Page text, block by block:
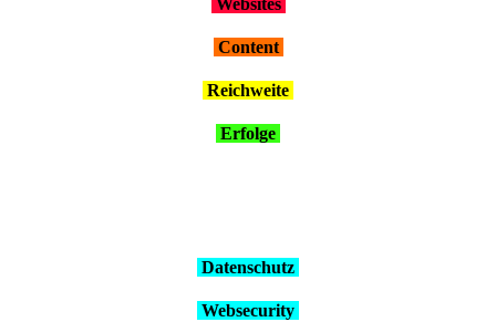
Con­tent
Reich­wei­te
Erfol­ge
Daten­schutz
Web­se­cu­ri­ty